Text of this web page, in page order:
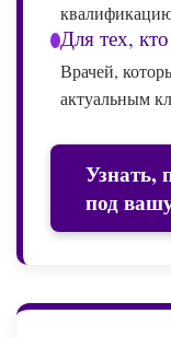
Для тех,
Врачей,
актуальным
Узнать,
под